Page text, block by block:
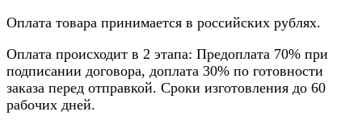
Оплата товара принимается в российских рублях.
Оплата происходит в 2 этапа: Предоплата 70% при
подписании договора, доплата 30% по готовности
заказа перед отправкой. Сроки изготовления до 60
рабочих дней.